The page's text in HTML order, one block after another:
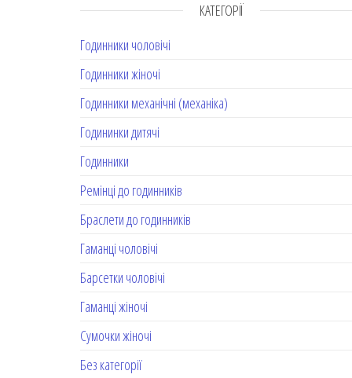
КАТЕГОРІЇ
Годинники чоловічі
Годинники жіночі
Годинники механічні (механіка)
Годининки дитячі
Годинники
Ремінці до годинників
Браслети до годинників
Гаманці чоловічі
Барсетки чоловічі
Гаманці жіночі
Сумочки жіночі
Без категорії